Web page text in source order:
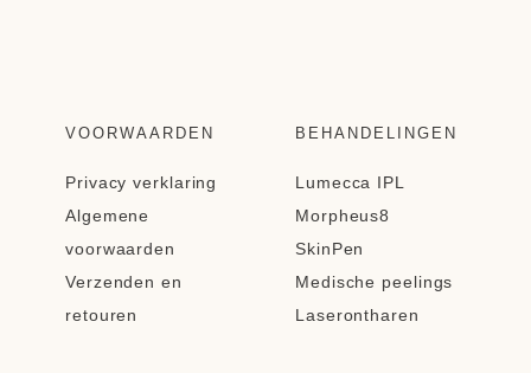
VOORWAARDEN
Privacy verklaring
Algemene
voorwaarden
Verzenden en
retouren
BEHANDELINGEN
Lumecca IPL
Morpheus8
SkinPen
Medische peelings
Laserontharen